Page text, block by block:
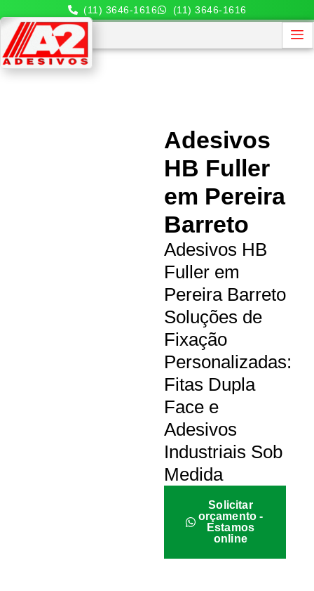
(11) 3646-1616 (11) 3646-1616
Adesivos
HB Fuller
em Pereira
Barreto
Adesivos HB
Fuller em
Pereira Barreto
Soluções de
Fixação
Personalizadas:
Fitas Dupla
Face e
Adesivos
Industriais Sob
Medida
Solicitar
orçamento -
Estamos
online